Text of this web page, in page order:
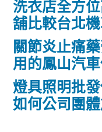
洗衣店全方
舖比較台北
關節炎止痛
用的鳳山汽
燈具照明批
如何公司團